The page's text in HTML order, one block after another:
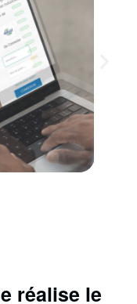
réalise le